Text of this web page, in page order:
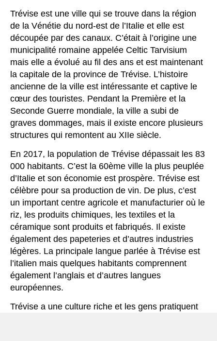
Trévise est une ville qui se trouve dans la région
de la Vénétie du nord-est de l’Italie et elle est
découpée par des canaux. C’était à l’origine une
municipalité romaine appelée Celtic Tarvisium
mais elle a évolué au fil des ans et est maintenant
la capitale de la province de Trévise. L’histoire
ancienne de la ville est intéressante et captive le
cœur des touristes. Pendant la Première et la
Seconde Guerre mondiale, la ville a subi de
graves dommages, mais il existe encore plusieurs
structures qui remontent au XIIe siècle.
En 2017, la population de Trévise dépassait les 83
000 habitants. C’est la 60ème ville la plus peuplée
d’Italie et son économie est prospère. Trévise est
célèbre pour sa production de vin. De plus, c’est
un important centre agricole et manufacturier où le
riz, les produits chimiques, les textiles et la
céramique sont produits et fabriqués. Il existe
également des papeteries et d’autres industries
légères. La principale langue parlée à Trévise est
l’italien mais quelques habitants comprennent
également l’anglais et d’autres langues
européennes.
Trévise a une culture riche et les gens pratiquent